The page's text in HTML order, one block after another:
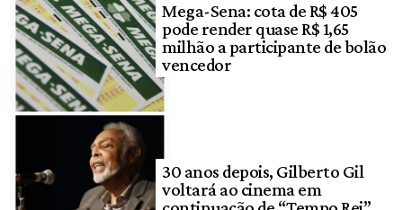
Mega-Sena: cota de R$ 405
pode render quase R$ 1,65
milhão a participante de bolão
vencedor
30 anos depois, Gilberto Gil
voltará ao cinema em